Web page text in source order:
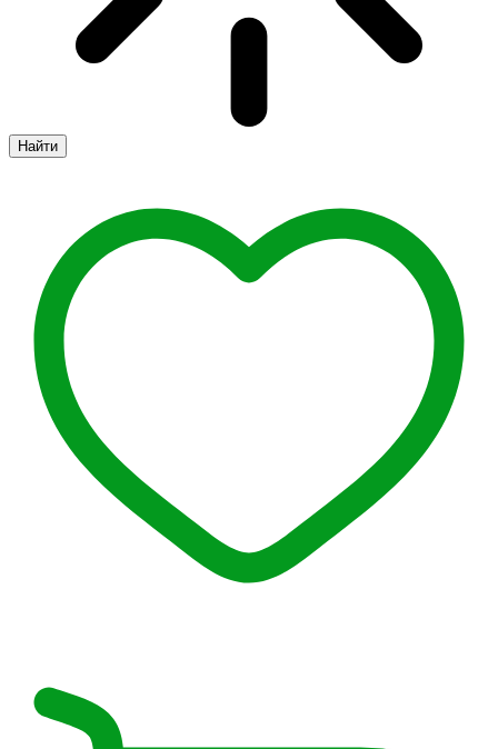
Найти